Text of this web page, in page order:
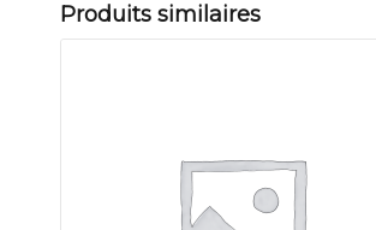
Produits similaires